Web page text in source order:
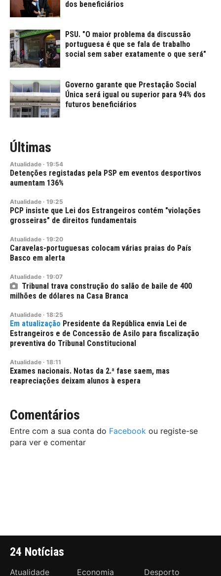
dos beneficiários
PSU. "O maior problema da discussão
portuguesa é que se fala de trabalho
social sem saber exatamente o que será"
Governo garante que Prestação Social
Única será igual ou superior para 94% dos
futuros beneficiários
Últimas
Atualidade · 19:54
Detenções registadas pela PSP em eventos desportivos
aumentam 136%
Atualidade · 19:25
PCP insiste que Lei dos Estrangeiros contém "violações
grosseiras" de direitos fundamentais
Atualidade · 19:20
Caravelas-portuguesas colocam várias praias do País
Basco em alerta
Atualidade · 19:07
Tribunal trava construção do salão de baile de 400
milhões de dólares na Casa Branca
Atualidade · 18:25
Presidente da República envia Lei de
Estrangeiros e de Concessão de Asilo para fiscalização
preventiva do Tribunal Constitucional
Atualidade · 18:11
Exames nacionais. Notas da 2.ª fase saem, mas
reapreciações deixam alunos à espera
Comentários
Entre com a sua conta do Facebook ou registe-se
para ver e comentar
24 Notícias
Atualidade Economia Desporto